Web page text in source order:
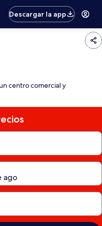
Descargar la app
centro comercial y